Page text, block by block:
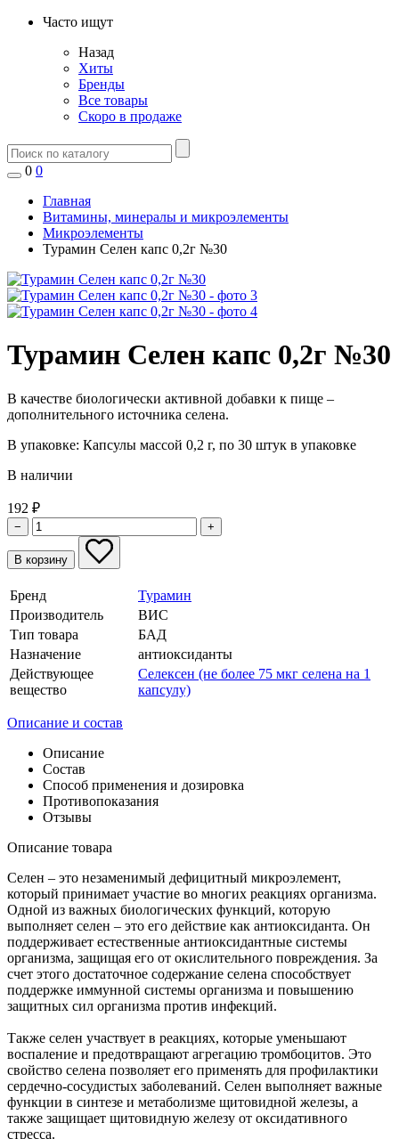
Часто ищут
Назад
Хиты
Бренды
Все товары
Скоро в продаже
0 0
Главная
Витамины, минералы и микроэлементы
Микроэлементы
Турамин Селен капс 0,2г №30
Турамин Селен капс 0,2г №30
В качестве биологически активной добавки к пище –
дополнительного источника селена.
В упаковке: Капсулы массой 0,2 г, по 30 штук в упаковке
В наличии
192 ₽
− +
В корзину
Бренд
Турамин
Производитель
ВИС
Тип товара
БАД
Назначение
антиоксиданты
Действующее
вещество
Селексен (не более 75 мкг селена на 1
капсулу)
Описание и состав
Описание
Состав
Способ применения и дозировка
Противопоказания
Отзывы
Описание товара
Селен – это незаменимый дефицитный микроэлемент,
который принимает участие во многих реакциях организма.
Одной из важных биологических функций, которую
выполняет селен – это его действие как антиоксиданта. Он
поддерживает естественные антиоксидантные системы
организма, защищая его от окислительного повреждения. За
счет этого достаточное содержание селена способствует
поддержке иммунной системы организма и повышению
защитных сил организма против инфекций.
Также селен участвует в реакциях, которые уменьшают
воспаление и предотвращают агрегацию тромбоцитов. Это
свойство селена позволяет его применять для профилактики
сердечно-сосудистых заболеваний. Селен выполняет важные
функции в синтезе и метаболизме щитовидной железы, а
также защищает щитовидную железу от оксидативного
стресса.